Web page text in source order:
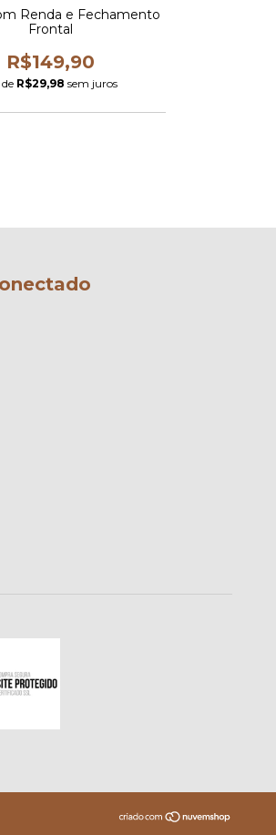
Renda e Fechamento
Frontal
R$149,90
R$29,98 sem juros